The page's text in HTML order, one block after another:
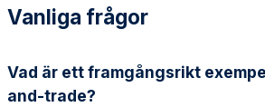
Vanliga frågor
Vad är ett framgångsrikt
and-trade?